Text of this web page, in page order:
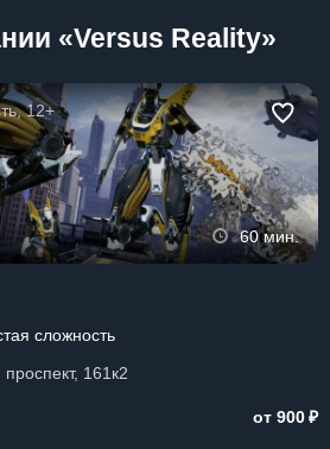
«Versus Reality»
12+
60 мин.
сложность
161к2
от 900₽